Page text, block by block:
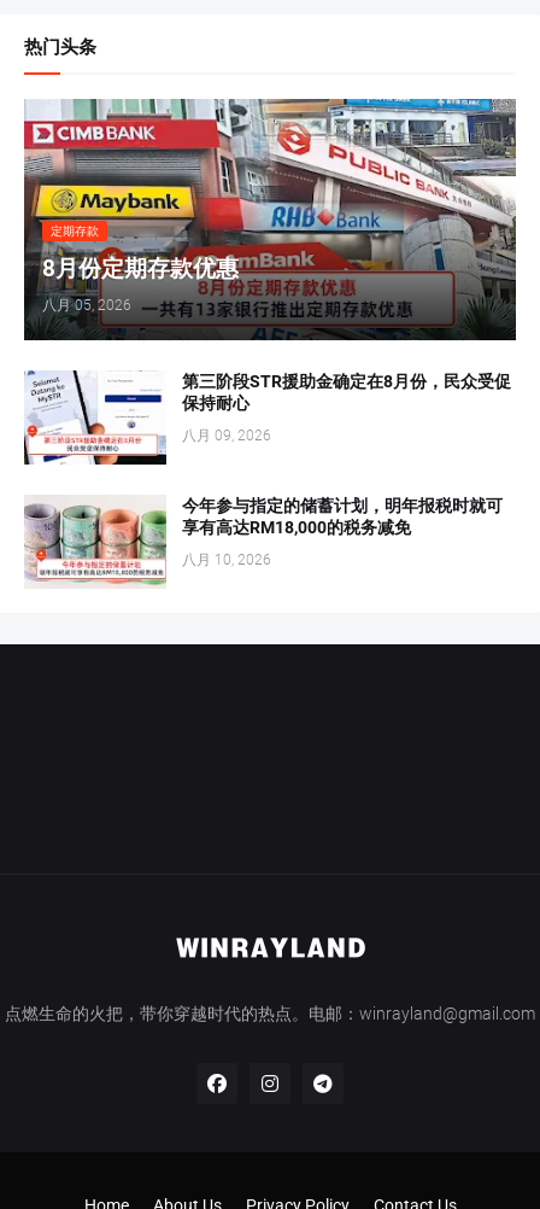
热门头条
定期存款
8月份定期存款优惠
八月 05, 2026
第三阶段STR援助金确定在8月份，民众受促
保持耐心
八月 09, 2026
今年参与指定的储蓄计划，明年报税时就可
享有高达RM18,000的税务减免
八月 10, 2026
点燃生命的火把，带你穿越时代的热点。电邮：winrayland@gmail.com